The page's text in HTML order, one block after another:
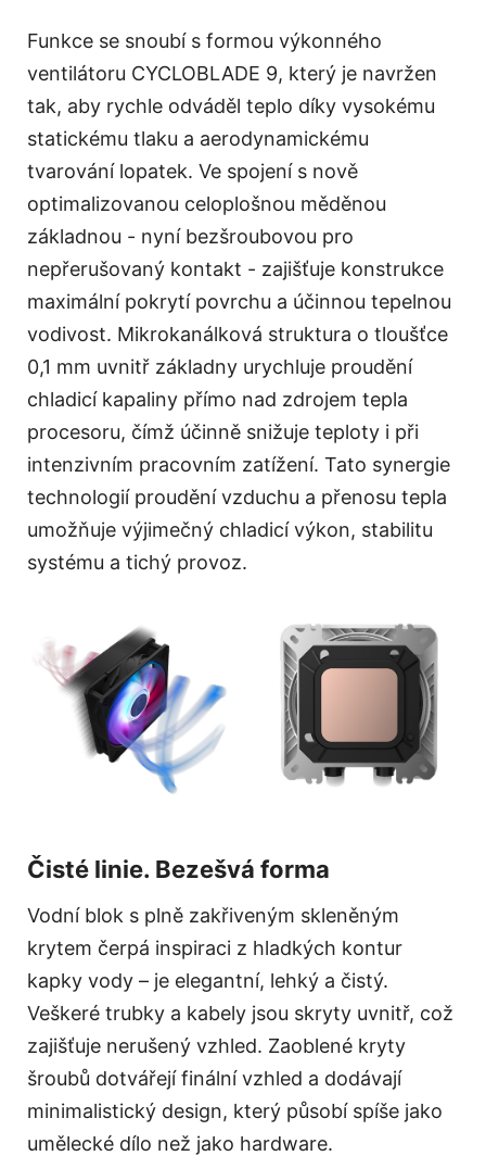
Funkce se snoubí s formou výkonného
ventilátoru CYCLOBLADE 9, který je navržen
tak, aby rychle odváděl teplo díky vysokému
statickému tlaku a aerodynamickému
tvarování lopatek. Ve spojení s nově
optimalizovanou celoplošnou měděnou
základnou - nyní bezšroubovou pro
nepřerušovaný kontakt - zajišťuje konstrukce
maximální pokrytí povrchu a účinnou tepelnou
vodivost. Mikrokanálková struktura o tloušťce
0,1 mm uvnitř základny urychluje proudění
chladicí kapaliny přímo nad zdrojem tepla
procesoru, čímž účinně snižuje teploty i při
intenzivním pracovním zatížení. Tato synergie
technologií proudění vzduchu a přenosu tepla
umožňuje výjimečný chladicí výkon, stabilitu
systému a tichý provoz.
Čisté linie. Bezešvá forma
Vodní blok s plně zakřiveným skleněným
krytem čerpá inspiraci z hladkých kontur
kapky vody – je elegantní, lehký a čistý.
Veškeré trubky a kabely jsou skryty uvnitř, což
zajišťuje nerušený vzhled. Zaoblené kryty
šroubů dotvářejí finální vzhled a dodávají
minimalistický design, který působí spíše jako
umělecké dílo než jako hardware.